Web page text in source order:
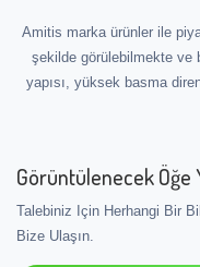
Amitis marka ürünler ile
şekilde görülebilmekte ve
yapısı, yüksek basma
Görüntülenecek Öğe
Talebiniz Için Herhangi Bir
Bize Ulaşın.